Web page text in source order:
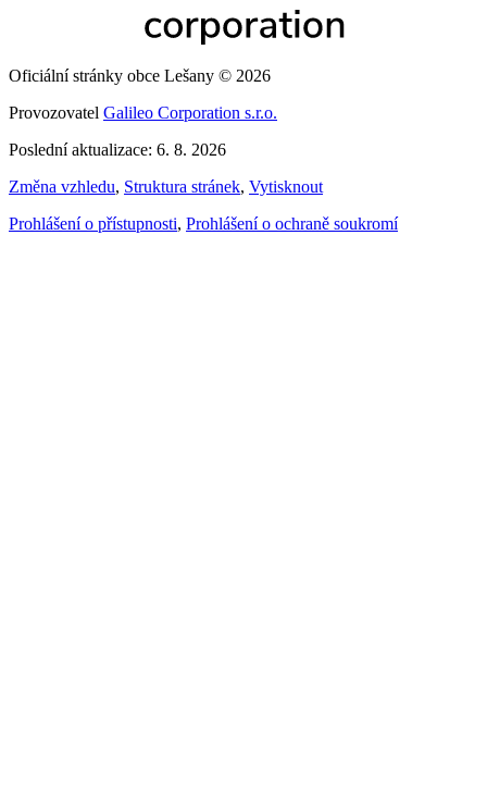
Oficiální stránky obce Lešany © 2026
Provozovatel Galileo Corporation s.r.o.
Poslední aktualizace: 6. 8. 2026
Změna vzhledu, Struktura stránek, Vytisknout
Prohlášení o přístupnosti, Prohlášení o ochraně soukromí